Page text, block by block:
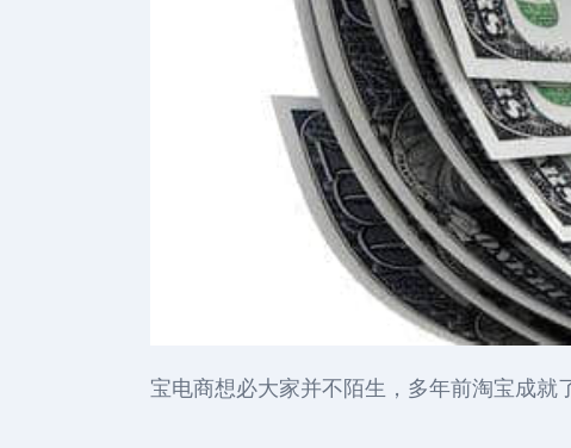
宝电商想必大家并不陌生，多年前淘宝成就